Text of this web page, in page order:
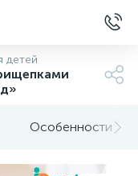
детей
Особенности